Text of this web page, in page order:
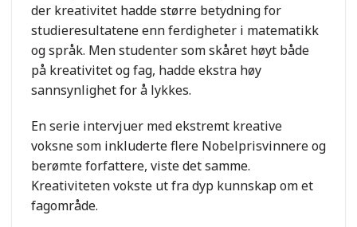
der kreativitet hadde større betydning for
studieresultatene enn ferdigheter i matematikk
og språk. Men studenter som skåret høyt både
på kreativitet og fag, hadde ekstra høy
sannsynlighet for å lykkes.
En serie intervjuer med ekstremt kreative
voksne som inkluderte flere Nobelprisvinnere og
berømte forfattere, viste det samme.
Kreativiteten vokste ut fra dyp kunnskap om et
fagområde.